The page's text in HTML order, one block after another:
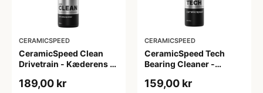
CERAMICSPEED
CeramicSpeed Clean
Drivetrain - Kæderens -
189,00 kr
CERAMICSPEED
CeramicSpeed Tech
Bearing Cleaner -
159,00 kr